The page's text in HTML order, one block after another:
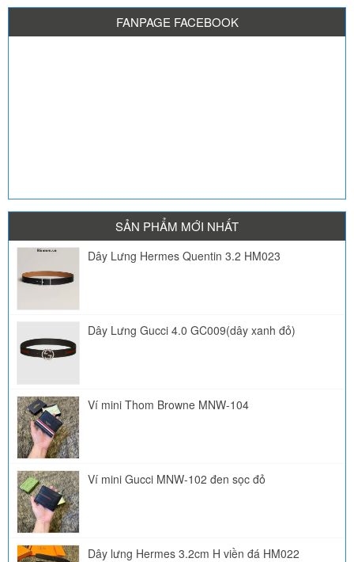
FANPAGE FACEBOOK
SẢN PHẨM MỚI NHẤT
Dây Lưng Hermes Quentin 3.2 HM023
Dây Lưng Gucci 4.0 GC009(dây xanh đỏ)
Ví mini Thom Browne MNW-104
Ví mini Gucci MNW-102 đen sọc đỏ
Dây lưng Hermes 3.2cm H viền đá HM022